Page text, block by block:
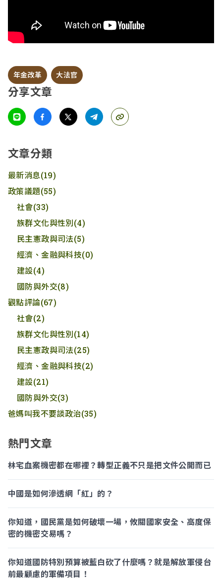
年金改革 大法官
分享文章
文章分類
最新消息(19)
政策議題(55)
社會(33)
族群文化與性別(4)
民主憲政與司法(5)
經濟、金融與科技(0)
建設(4)
國防與外交(8)
觀點評論(67)
社會(2)
族群文化與性別(14)
民主憲政與司法(25)
經濟、金融與科技(2)
建設(21)
國防與外交(3)
爸媽叫我不要談政治(35)
熱門文章
林宅血案機密都在哪裡？轉型正義不只是把文件公開而已
中國是如何滲透網「紅」的？
你知道，國民黨是如何破壞一場，攸關國家安全、高度保
密的機密交易嗎？
你知道國防特別預算被藍白砍了什麼嗎？就是解放軍侵台
前最顧慮的軍備項目！